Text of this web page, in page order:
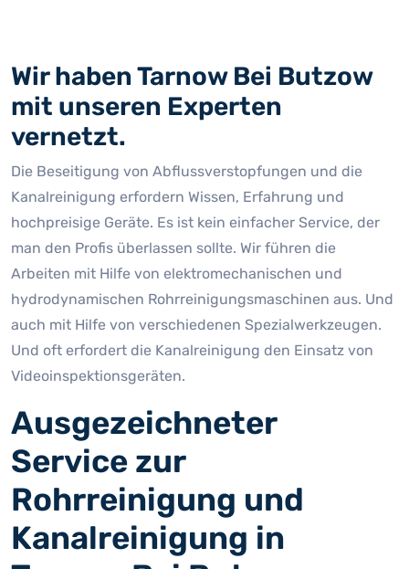
Wir haben Tarnow Bei Butzow
mit unseren Experten
vernetzt.
Die Beseitigung von Abflussverstopfungen und die
Kanalreinigung erfordern Wissen, Erfahrung und
hochpreisige Geräte. Es ist kein einfacher Service, der
man den Profis überlassen sollte. Wir führen die
Arbeiten mit Hilfe von elektromechanischen und
hydrodynamischen Rohrreinigungsmaschinen aus. Und
auch mit Hilfe von verschiedenen Spezialwerkzeugen.
Und oft erfordert die Kanalreinigung den Einsatz von
Videoinspektionsgeräten.
Ausgezeichneter
Service zur
Rohrreinigung und
Kanalreinigung in